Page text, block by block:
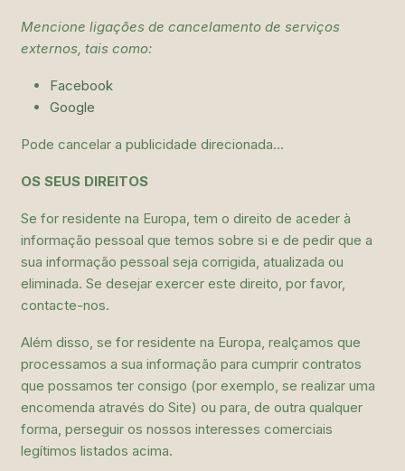
Mencione ligações de cancelamento de serviços
externos, tais como:
Facebook
Google
Pode cancelar a publicidade direcionada...
OS SEUS DIREITOS
Se for residente na Europa, tem o direito de aceder à
informação pessoal que temos sobre si e de pedir que a
sua informação pessoal seja corrigida, atualizada ou
eliminada. Se desejar exercer este direito, por favor,
contacte-nos.
Além disso, se for residente na Europa, realçamos que
processamos a sua informação para cumprir contratos
que possamos ter consigo (por exemplo, se realizar uma
encomenda através do Site) ou para, de outra qualquer
forma, perseguir os nossos interesses comerciais
legítimos listados acima.